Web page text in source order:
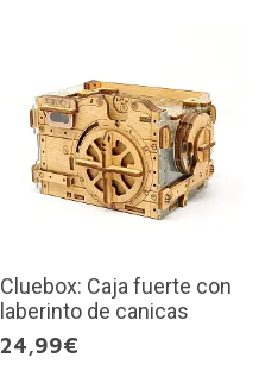
Cluebox: Caja fuerte con
laberinto de canicas
24,99€